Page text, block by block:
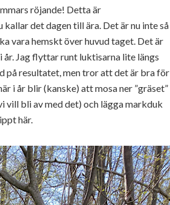
röjande! Detta är
det dagen till ära. Det är nu inte så
vara hemskt över huvud taget. Det är
år. Jag flyttar runt luktisarna lite längs
på resultatet, men tror att det är bra för
i år blir (kanske) att mosa ner ”gräset”
vill bli av med det) och lägga markduk
här.